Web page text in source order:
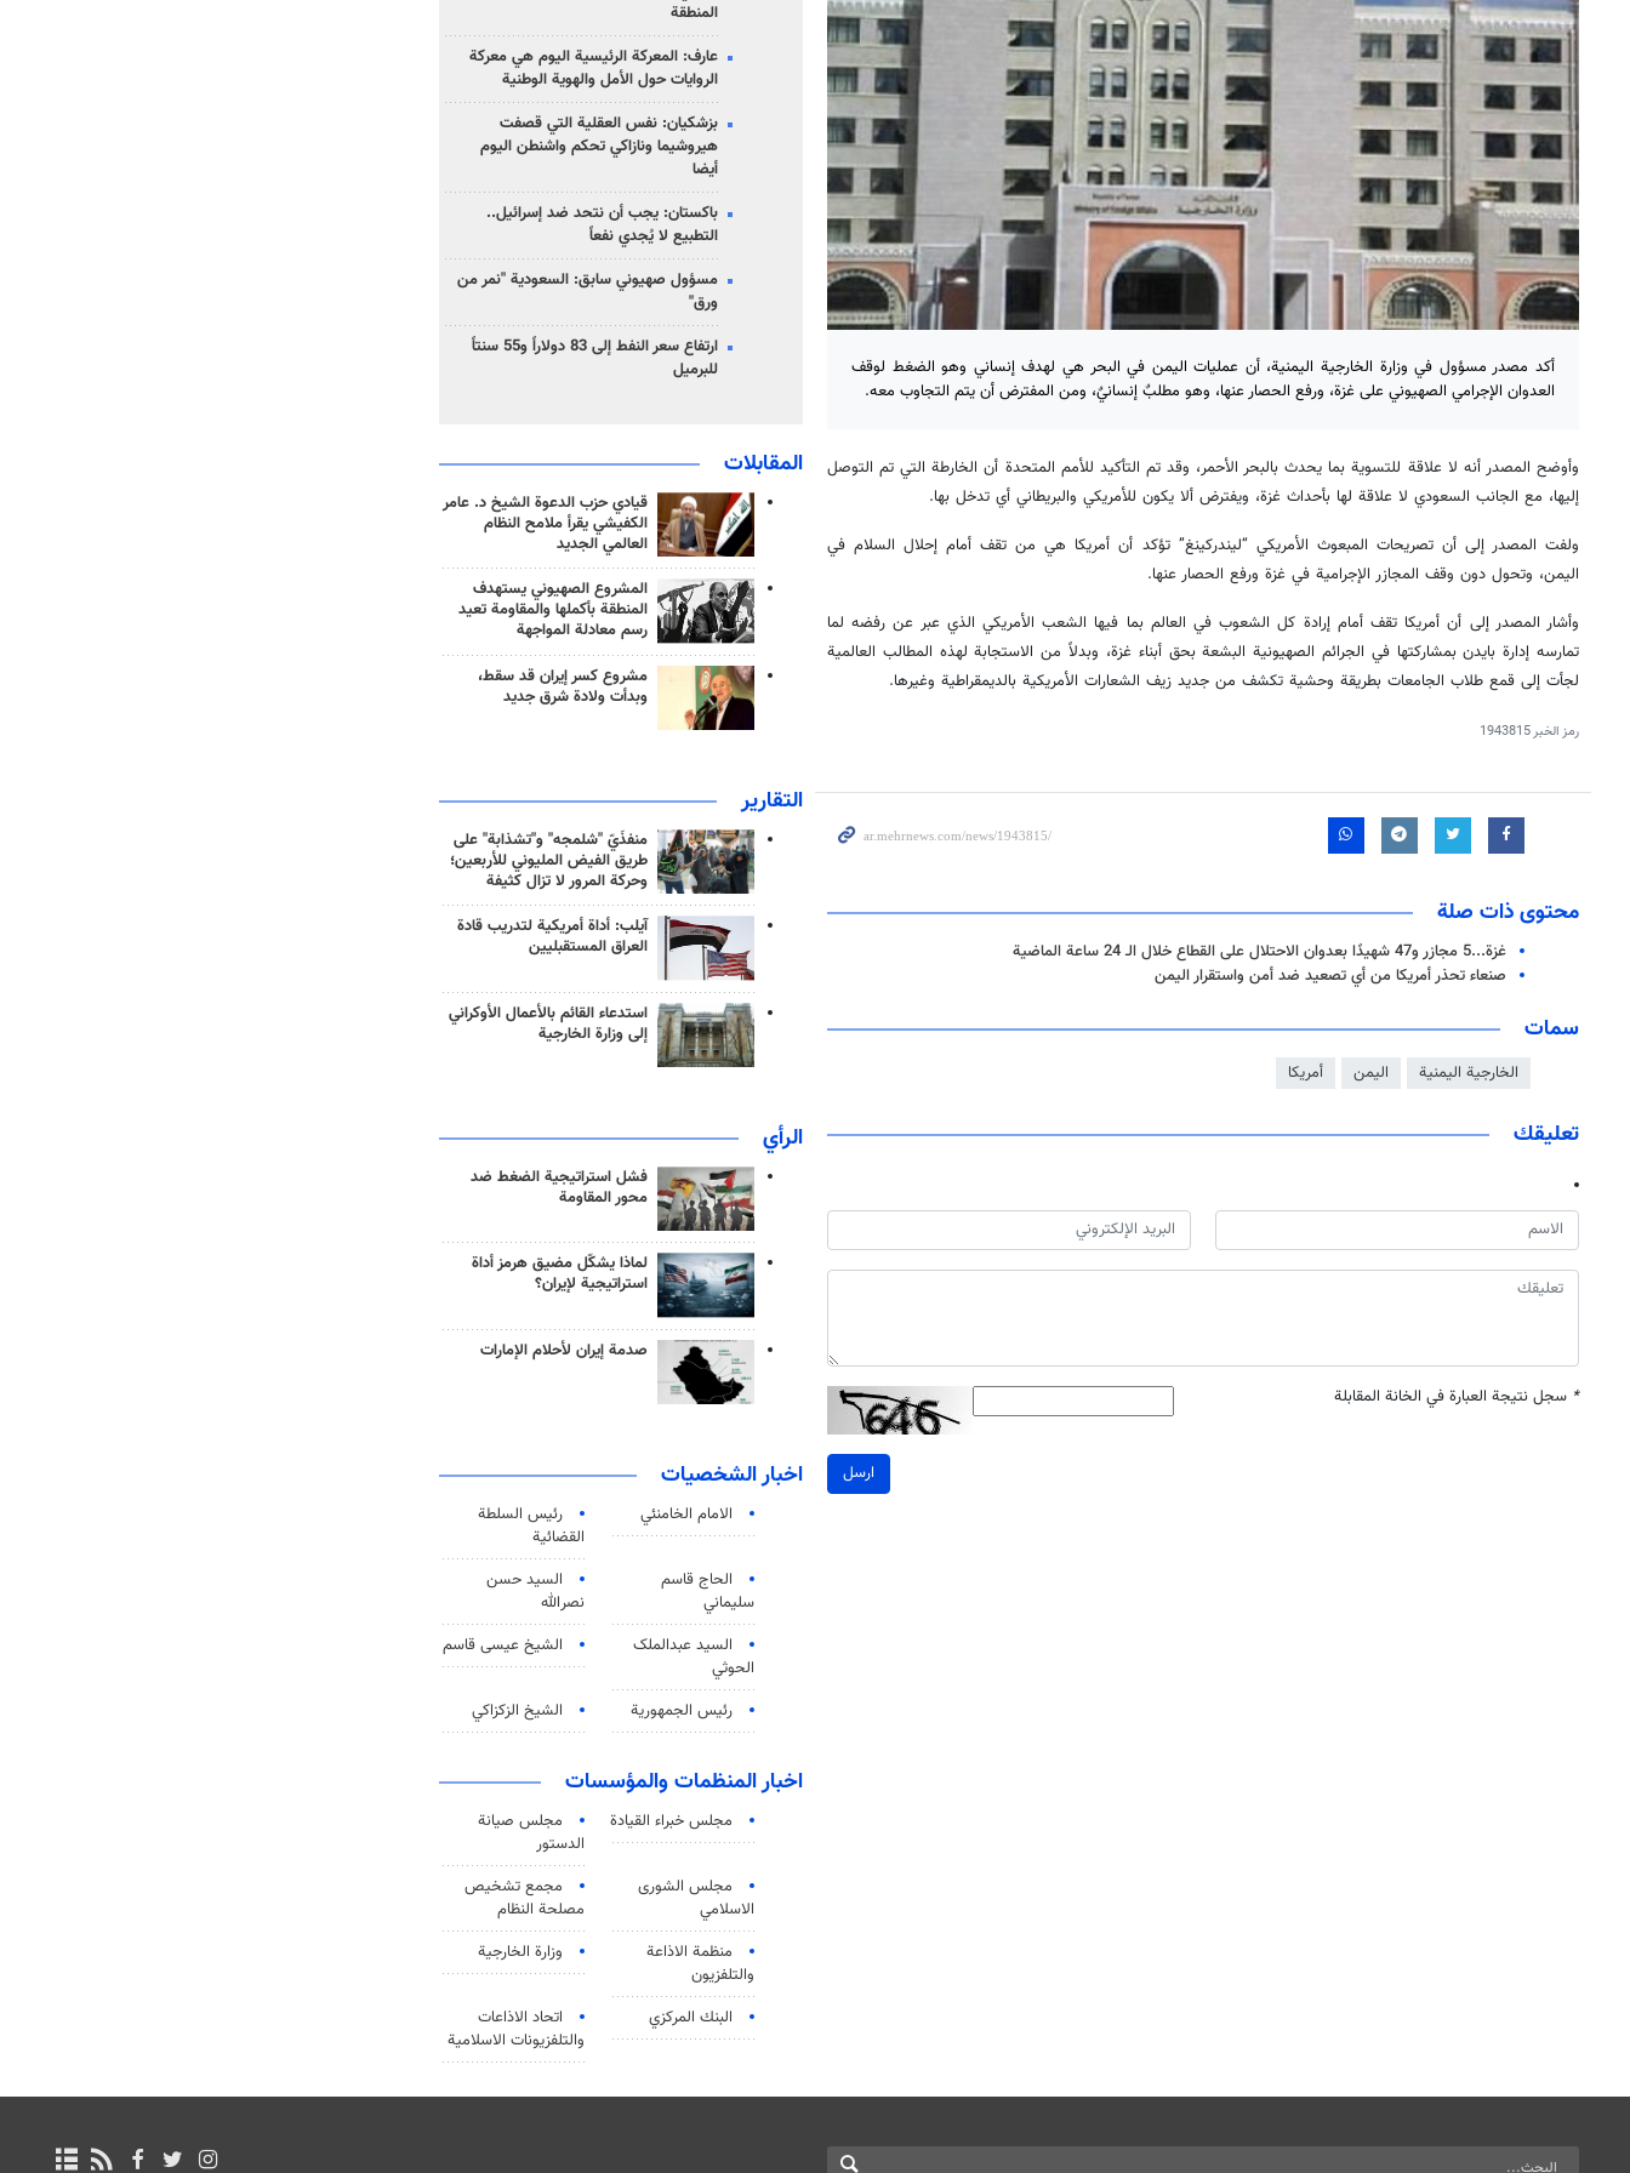
أكد مصدر مسؤول في وزارة الخارجية اليمنية، أن عمليات اليمن في البحر هي لهدف إنساني وهو الضغط لوقف
العدوان الإجرامي الصهيوني على غزة، ورفع الحصار عنها، وهو مطلبٌ إنسانيٌ، ومن المفترض أن يتم التجاوب معه.
وأوضح المصدر أنه لا علاقة للتسوية بما يحدث بالبحر الأحمر، وقد تم التأكيد للأمم المتحدة أن الخارطة التي تم التوصل
إليها، مع الجانب السعودي لا علاقة لها بأحداث غزة، ويفترض ألا يكون للأمريكي والبريطاني أي تدخل بها.
ولفت المصدر إلى أن تصريحات المبعوث الأمريكي “ليندركينغ” تؤكد أن أمريكا هي من تقف أمام إحلال السلام في
اليمن، وتحول دون وقف المجازر الإجرامية في غزة ورفع الحصار عنها.
وأشار المصدر إلى أن أمريكا تقف أمام إرادة كل الشعوب في العالم بما فيها الشعب الأمريكي الذي عبر عن رفضه لما
تمارسه إدارة بايدن بمشاركتها في الجرائم الصهيونية البشعة بحق أبناء غزة، وبدلاً من الاستجابة لهذه المطالب العالمية
لجأت إلى قمع طلاب الجامعات بطريقة وحشية تكشف من جديد زيف الشعارات الأمريكية بالديمقراطية وغيرها.
رمز الخبر1943815
محتوى ذات صلة
غزة...5 مجازر و47 شهيدًا بعدوان الاحتلال على القطاع خلال الـ 24 ساعة الماضية
صنعاء تحذر أمريكا من أي تصعيد ضد أمن واستقرار اليمن
سمات
الخارجية اليمنية اليمن أمريكا
تعليقك
* سجل نتيجة العبارة في الخانة المقابلة
ارسل
المنطقة
عارف: المعركة الرئيسية اليوم هي معركة
الروايات حول الأمل والهوية الوطنية
بزشكيان: نفس العقلية التي قصفت
هيروشيما ونازاكي تحكم واشنطن اليوم
أيضا
باكستان: يجب أن نتحد ضد إسرائيل..
التطبيع لا يُجدي نفعاً
مسؤول صهيوني سابق: السعودية "نمر من
ورق"
ارتفاع سعر النفط إلى 83 دولاراً و55 سنتاً
للبرميل
المقابلات
قيادي حزب الدعوة الشيخ د. عامر
الكفيشي يقرأ ملامح النظام
العالمي الجديد
المشروع الصهيوني يستهدف
المنطقة بأكملها والمقاومة تعيد
رسم معادلة المواجهة
مشروع كسر إيران قد سقط،
وبدأت ولادة شرق جديد
التقارير
منفذَيّ "شلمجه" و"تشذابة" على
طريق الفيض المليوني للأربعين؛
وحركة المرور لا تزال كثيفة
آيلب: أداة أمريكية لتدريب قادة
العراق المستقبليين
استدعاء القائم بالأعمال الأوكراني
إلى وزارة الخارجية
الرأي
فشل استراتيجية الضغط ضد
محور المقاومة
لماذا يشكّل مضيق هرمز أداة
استراتيجية لإيران؟
صدمة إيران لأحلام الإمارات
اخبار الشخصيات
الامام الخامنئي
رئیس السلطة
القضائیة
الحاج قاسم
سليماني
السيد حسن
نصرالله
السید عبدالملک
الحوثي
الشيخ عيسى قاسم
رئيس الجمهورية الشيخ الزكزاكي
اخبار المنظمات والمؤسسات
مجلس خبراء القيادة
مجلس صيانة
الدستور
مجلس الشورى
الاسلامي
مجمع تشخيص
مصلحة النظام
منظمة الاذاعة
والتلفزیون
وزارة الخارجية
البنك المركزي
اتحاد الاذاعات
والتلفزيونات الاسلامية